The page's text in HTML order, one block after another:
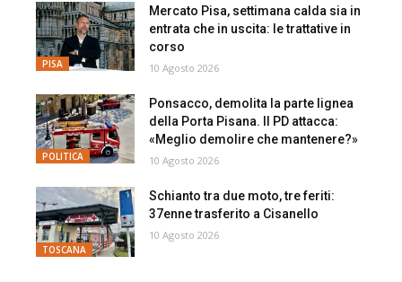
PISA
Mercato Pisa, settimana calda sia in
entrata che in uscita: le trattative in
corso
10 Agosto 2026
POLITICA
Ponsacco, demolita la parte lignea
della Porta Pisana. Il PD attacca:
«Meglio demolire che mantenere?»
10 Agosto 2026
TOSCANA
Schianto tra due moto, tre feriti:
37enne trasferito a Cisanello
10 Agosto 2026